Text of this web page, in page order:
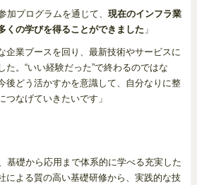
加プログラムを通じて、 現在のインフラ業
くの学びを得ることができました 」
企業ブースを回り、最新技術やサービスに
た。“いい経験だった”で終わるのではな
後どう活かすかを意識して、自分なりに整
なげていきたいです」
基礎から応用まで体系的に学べる充実した
による質の高い基礎研修から、実践的な技